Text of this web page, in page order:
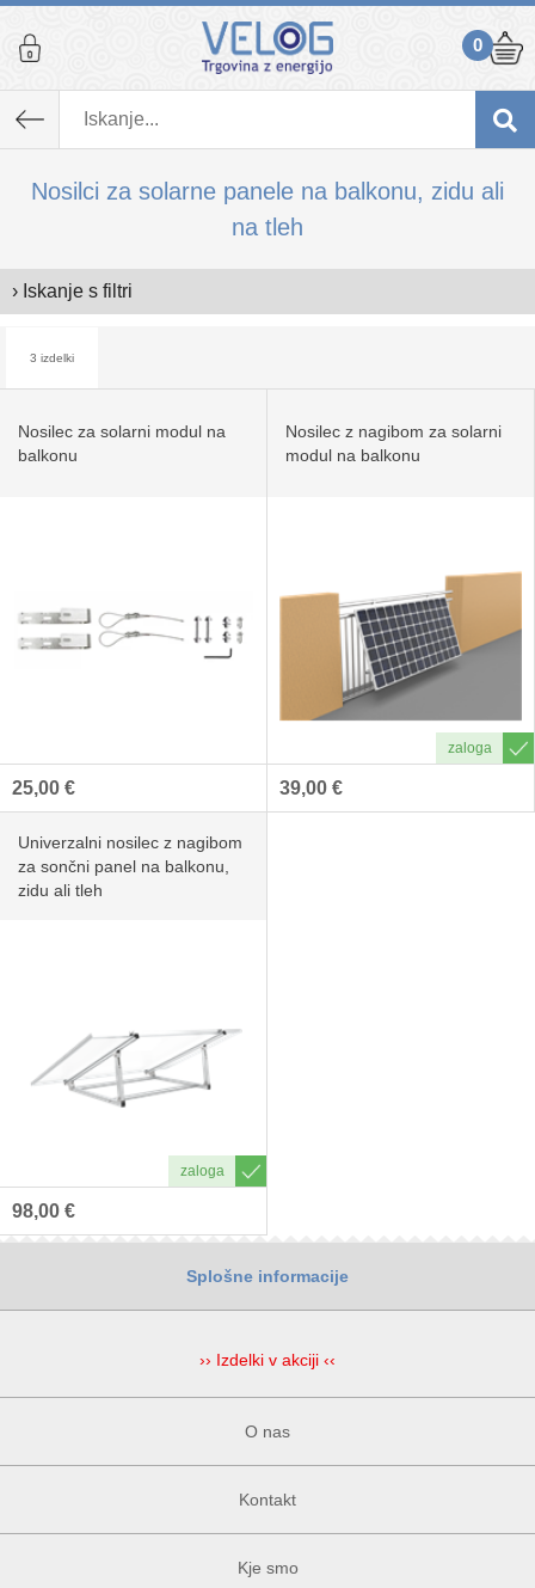
0
Nosilci za solarne panele na balkonu, zidu ali
na tleh
› Iskanje s filtri
3 izdelki
Nosilec za solarni modul na
balkonu
25,00 €
Nosilec z nagibom za solarni
modul na balkonu
39,00 €
Univerzalni nosilec z nagibom
za sončni panel na balkonu,
zidu ali tleh
98,00 €
Splošne informacije
›› Izdelki v akciji ‹‹
O nas
Kontakt
Kje smo